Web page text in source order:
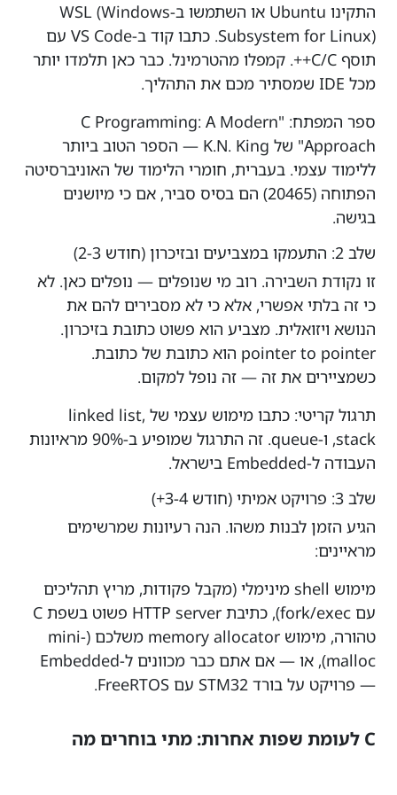
התקינו Ubuntu או השתמשו ב-WSL (Windows
Subsystem for Linux). כתבו קוד ב-VS Code עם
תוסף C/C++. קמפלו מהטרמינל. כבר כאן תלמדו יותר
מכל IDE שמסתיר מכם את התהליך.
ספר המפתח: "C Programming: A Modern
Approach" של K.N. King — הספר הטוב ביותר
ללימוד עצמי. בעברית, חומרי הלימוד של האוניברסיטה
הפתוחה (20465) הם בסיס סביר, אם כי מיושנים
בגישה.
שלב 2: התעמקו במצביעים ובזיכרון (חודש 2-3)
זו נקודת השבירה. רוב מי שנופלים — נופלים כאן. לא
כי זה בלתי אפשרי, אלא כי לא מסבירים להם את
הנושא ויזואלית. מצביע הוא פשוט כתובת בזיכרון.
pointer to pointer הוא כתובת של כתובת.
כשמציירים את זה — זה נופל למקום.
תרגול קריטי: כתבו מימוש עצמי של linked list,
stack, ו-queue. זה התרגול שמופיע ב-90% מראיונות
העבודה ל-Embedded בישראל.
שלב 3: פרויקט אמיתי (חודש 3-4+)
הגיע הזמן לבנות משהו. הנה רעיונות שמרשימים
מראיינים:
מימוש shell מינימלי (מקבל פקודות, מריץ תהליכים
עם fork/exec), כתיבת HTTP server פשוט בשפת C
טהורה, מימוש memory allocator משלכם (mini-
malloc), או — אם אתם כבר מכוונים ל-Embedded
— פרויקט על בורד STM32 עם FreeRTOS.
C לעומת שפות אחרות: מתי בוחרים מה